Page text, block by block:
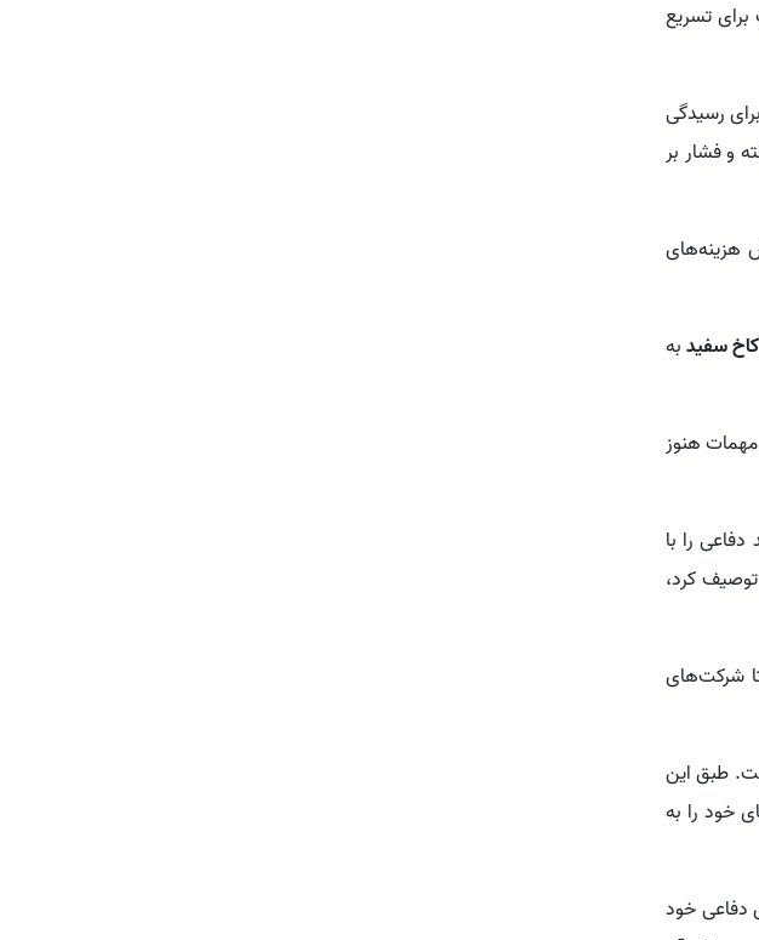
تسریع
رسیدگی
و فشار بر
دلار جهت پوشش هزینه‌های
کاخ سفیدبه
مهمات هنوز
را با
کرد،
تا شرکت‌های
طبق این
خود را به
دفاعی خود